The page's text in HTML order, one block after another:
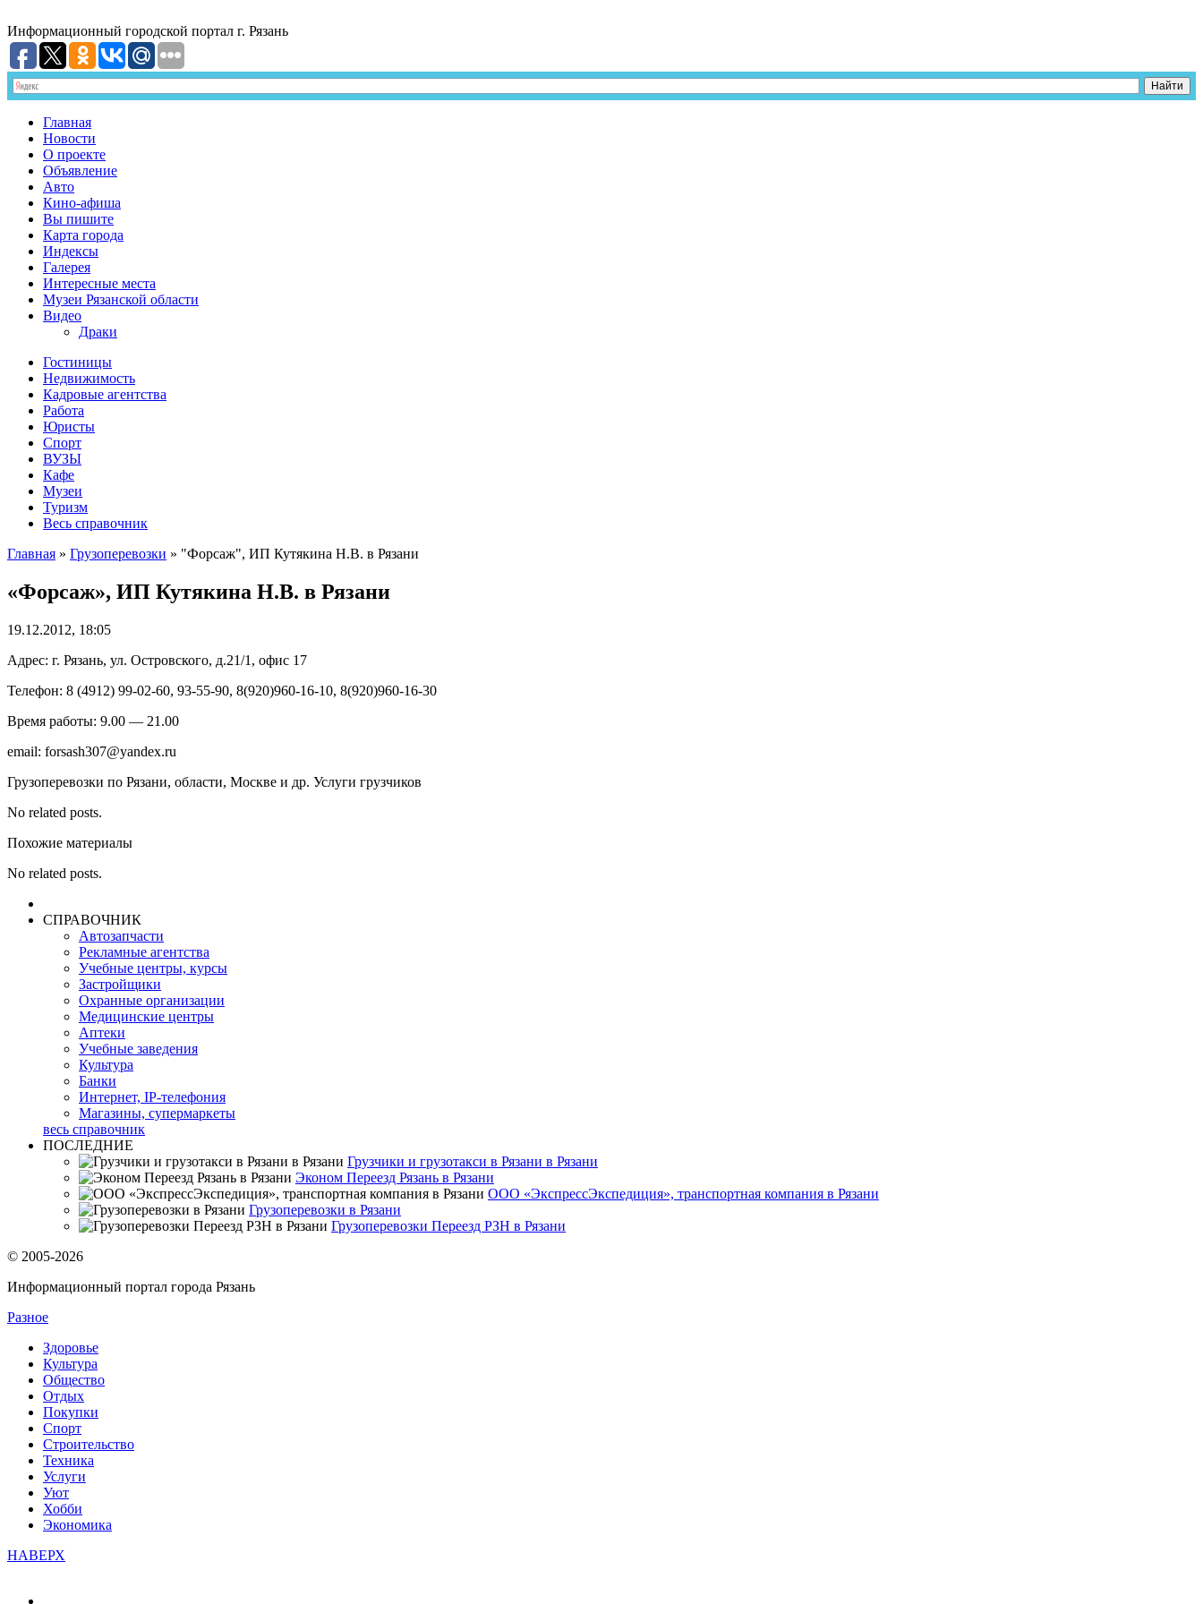
Информационный городской портал г. Рязань
Главная
Новости
О проекте
Объявление
Авто
Кино-афиша
Вы пишите
Карта города
Индексы
Галерея
Интересные места
Музеи Рязанской области
Видео
Драки
Гостиницы
Недвижимость
Кадровые агентства
Работа
Юристы
Спорт
ВУЗЫ
Кафе
Музеи
Туризм
Весь справочник
Главная » Грузоперевозки » "Форсаж", ИП Кутякина Н.В. в Рязани
«Форсаж», ИП Кутякина Н.В. в Рязани
19.12.2012, 18:05
Адрес: г. Рязань, ул. Островского, д.21/1, офис 17
Телефон: 8 (4912) 99-02-60, 93-55-90, 8(920)960-16-10, 8(920)960-16-30
Время работы: 9.00 — 21.00
email: forsash307@yandex.ru
Грузоперевозки по Рязани, области, Москве и др. Услуги грузчиков
No related posts.
Похожие материалы
No related posts.
СПРАВОЧНИК
Автозапчасти
Рекламные агентства
Учебные центры, курсы
Застройщики
Охранные организации
Медицинские центры
Аптеки
Учебные заведения
Культура
Банки
Интернет, IP-телефония
Магазины, супермаркеты
весь справочник
ПОСЛЕДНИЕ
Грузчики и грузотакси в Рязани в Рязани
Эконом Переезд Рязань в Рязани
ООО «ЭкспрессЭкспедиция», транспортная компания в Рязани
Грузоперевозки в Рязани
Грузоперевозки Переезд РЗН в Рязани
© 2005-2026
Информационный портал города Рязань
Разное
Здоровье
Культура
Общество
Отдых
Покупки
Спорт
Строительство
Техника
Услуги
Уют
Хобби
Экономика
НАВЕРХ